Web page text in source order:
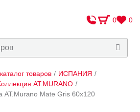
0 0
Сантехника
товаров / ИСПАНИЯ /
AT.MURANO /
AT.Murano Mate Gris 60x120